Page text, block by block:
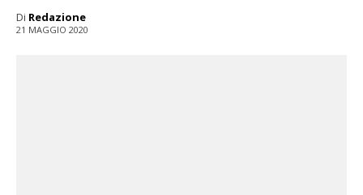
Di Redazione
21 MAGGIO 2020